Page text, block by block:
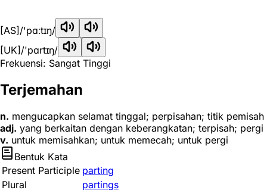
[AS] /'pɑːtɪŋ/
[UK] /'pɑrtɪŋ/
Frekuensi: Sangat Tinggi
Terjemahan
n. mengucapkan selamat tinggal; perpisahan; titik pemisah
adj. yang berkaitan dengan keberangkatan; terpisah; pergi
v. untuk memisahkan; untuk memecah; untuk pergi
Bentuk Kata
Present Participle parting
Plural
partings